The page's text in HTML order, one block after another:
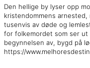
Den hellige by lyser opp
kristendommens arnested,
tusenvis av døde og
for folkemordet som ser
begynnelsen av, bygd på
https://